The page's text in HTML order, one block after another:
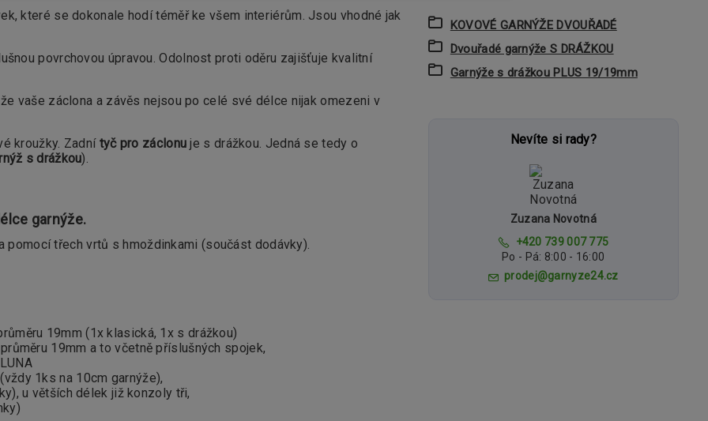
které se dokonale hodí téměř ke všem interiérům. Jsou vhodné jak
povrchovou úpravou. Odolnost proti oděru zajišťuje kvalitní
vaše záclona a závěs nejsou po celé své délce nijak omezeni v
kroužky. Zadní tyč pro záclonu je s drážkou. Jedná se tedy o
s drážkou).
garnýže.
třech vrtů s hmoždinkami (součást dodávky).
19mm (1x klasická, 1x s drážkou)
19mm a to včetně příslušných spojek,
1ks na 10cm garnýže),
u větších délek již konzoly tři,
KOVOVÉ GARNÝŽE DVOUŘADÉ
Dvouřadé garnýže S DRÁŽKOU
Garnýže s drážkou PLUS 19/19mm
Nevíte si rady?
Zuzana Novotná
+420 739 007 775
Po - Pá: 8:00 - 16:00
prodej@garnyze24.cz